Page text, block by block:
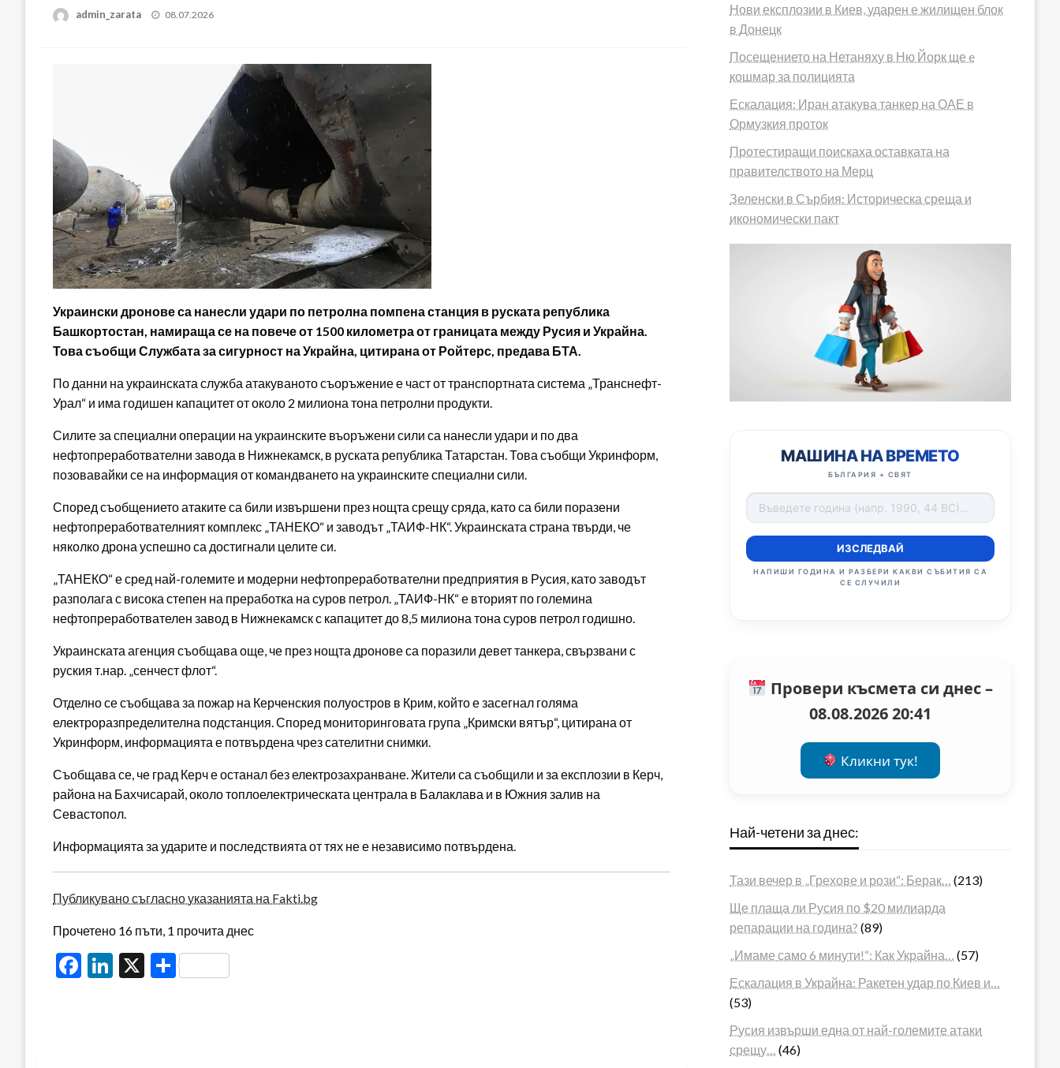
admin_zarata
Posted
08.07.2026
Украински дронове са нанесли удари по петролна помпена станция в руската република
Башкортостан, намираща се на повече от 1500 километра от границата между Русия и Украйна.
Това съобщи Службата за сигурност на Украйна, цитирана от Ройтерс, предава БТА.
По данни на украинската служба атакуваното съоръжение е част от транспортната система „Транснефт-
Урал“ и има годишен капацитет от около 2 милиона тона петролни продукти.
Силите за специални операции на украинските въоръжени сили са нанесли удари и по два
нефтопреработвателни завода в Нижнекамск, в руската република Татарстан. Това съобщи Укринформ,
позовавайки се на информация от командването на украинските специални сили.
Според съобщението атаките са били извършени през нощта срещу сряда, като са били поразени
нефтопреработвателният комплекс „ТАНЕКО“ и заводът „ТАИФ-НК“. Украинската страна твърди, че
няколко дрона успешно са достигнали целите си.
„ТАНЕКО“ е сред най-големите и модерни нефтопреработвателни предприятия в Русия, като заводът
разполага с висока степен на преработка на суров петрол. „ТАИФ-НК“ е вторият по големина
нефтопреработвателен завод в Нижнекамск с капацитет до 8,5 милиона тона суров петрол годишно.
Украинската агенция съобщава още, че през нощта дронове са поразили девет танкера, свързвани с
руския т.нар. „сенчест флот“.
Отделно се съобщава за пожар на Керченския полуостров в Крим, който е засегнал голяма
електроразпределителна подстанция. Според мониторинговата група „Кримски вятър“, цитирана от
Укринформ, информацията е потвърдена чрез сателитни снимки.
Съобщава се, че град Керч е останал без електрозахранване. Жители са съобщили и за експлозии в Керч,
района на Бахчисарай, около топлоелектрическата централа в Балаклава и в Южния залив на
Севастопол.
Информацията за ударите и последствията от тях не е независимо потвърдена.
Публикувано съгласно указанията на Fakti.bg
Прочетено 16 пъти, 1 прочита днес
Facebook
LinkedIn
X Share
Нови експлозии в Киев, ударен е жилищен блок
в Донецк
Посещението на Нетаняху в Ню Йорк ще e
кошмар за полицията
Ескалация: Иран атакува танкер на ОАЕ в
Ормузкия проток
Протестиращи поискаха оставката на
правителството на Мерц
Зеленски в Сърбия: Историческа среща и
икономически пакт
МАШИНА НА ВРЕМЕТО
БЪЛГАРИЯ + СВЯТ
ИЗСЛЕДВАЙ
НАПИШИ ГОДИНА И РАЗБЕРИ КАКВИ СЪБИТИЯ СА
СЕ СЛУЧИЛИ
Провери късмета си днес –
08.08.2026 20:41
Кликни тук!
Най-четени за днес:
Тази вечер в „Грехове и рози“: Берак…
(213)
Ще плаща ли Русия по $20 милиарда
репарации на година? (89)
„Имаме само 6 минути!“: Как Украйна…
(57)
Ескалация в Украйна: Ракетен удар по Киев и…
(53)
Русия извърши една от най-големите атаки
срещу…
(46)